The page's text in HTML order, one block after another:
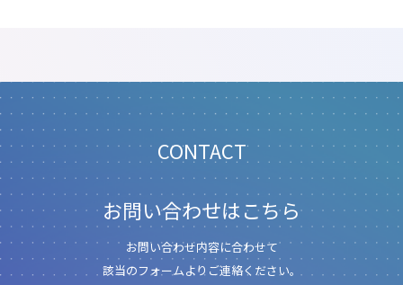
CONTACT
お問い合わせはこちら
お問い合わせ内容に合わせて
該当のフォームよりご連絡ください。